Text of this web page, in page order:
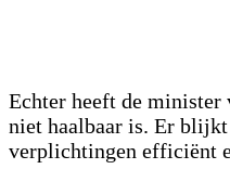
Echter heeft de minister
niet haalbaar is. Er
verplichtingen efficiënt